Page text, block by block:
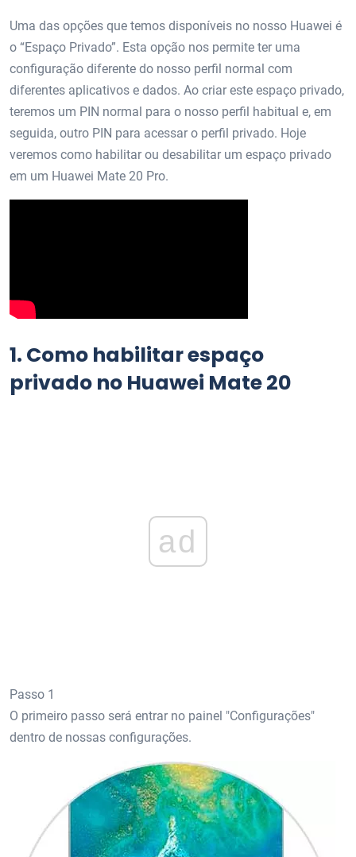
Uma das opções que temos disponíveis no nosso Huawei é
o “Espaço Privado”. Esta opção nos permite ter uma
configuração diferente do nosso perfil normal com
diferentes aplicativos e dados. Ao criar este espaço privado,
teremos um PIN normal para o nosso perfil habitual e, em
seguida, outro PIN para acessar o perfil privado. Hoje
veremos como habilitar ou desabilitar um espaço privado
em um Huawei Mate 20 Pro.
1. Como habilitar espaço
privado no Huawei Mate 20
ad
Passo 1
O primeiro passo será entrar no painel "Configurações"
dentro de nossas configurações.